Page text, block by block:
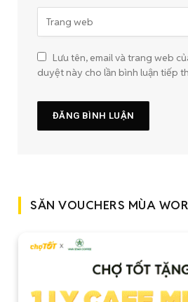
Lưu tên, email và trang web
duyệt này cho lần bình luận tiếp
SĂN VOUCHERS MÙA